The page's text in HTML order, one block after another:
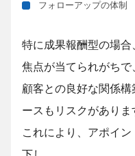
フォローアップの体制
特に成果報酬型の場
焦点が当てられがちで
顧客との良好な関係
ースも リスクがありま
これにより、アポイ